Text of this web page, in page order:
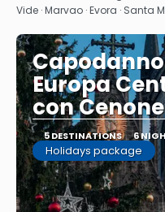
Vide · Marvao · Evora · Santa
Europa
con Cenone
5 DESTINATIONS 6
Holidays package